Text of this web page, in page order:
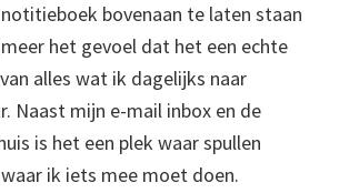
bovenaan te laten staan
het gevoel dat het een echte
alles wat ik dagelijks naar
Naast mijn e-mail inbox en de
is het een plek waar spullen
ik iets mee moet doen.